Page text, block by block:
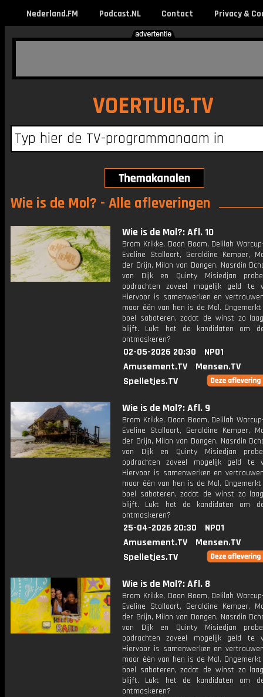
Nederland.FM Podcast.NL Contact Privacy &
VOERTUIG.TV
Wie is de Mol? - Alle afleveringen
Wie is de Mol?: Afl. 10
Bram Krikke, Daan Boom, Delilah
Eveline Stallaart, Geraldine Kemper,
der Grijn, Milan van Dongen, Nasrdin
van Dijk en Quinty Misiedjan
opdrachten zoveel mogelijk geld te
Hiervoor is samenwerken en
maar één van hen is de Mol.
boel saboteren, zodat de winst zo
blijft. Lukt het de kandidaten om
ontmaskeren?
02-05-2026 20:30
NPO1
Amusement.TV
Mensen.TV
Spelletjes.TV
Wie is de Mol?: Afl. 9
Bram Krikke, Daan Boom, Delilah
Eveline Stallaart, Geraldine Kemper,
der Grijn, Milan van Dongen, Nasrdin
van Dijk en Quinty Misiedjan
opdrachten zoveel mogelijk geld te
Hiervoor is samenwerken en
maar één van hen is de Mol.
boel saboteren, zodat de winst zo
blijft. Lukt het de kandidaten om
ontmaskeren?
25-04-2026 20:30
NPO1
Amusement.TV
Mensen.TV
Spelletjes.TV
Wie is de Mol?: Afl. 8
Bram Krikke, Daan Boom, Delilah
Eveline Stallaart, Geraldine Kemper,
der Grijn, Milan van Dongen, Nasrdin
van Dijk en Quinty Misiedjan
opdrachten zoveel mogelijk geld te
Hiervoor is samenwerken en
maar één van hen is de Mol.
boel saboteren, zodat de winst zo
blijft. Lukt het de kandidaten om
ontmaskeren?